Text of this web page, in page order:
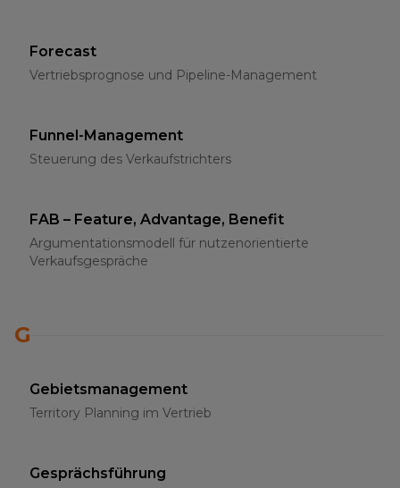
Forecast
Vertriebsprognose und Pipeline-Management
Funnel-Management
Steuerung des Verkaufstrichters
FAB – Feature, Advantage, Benefit
Argumentationsmodell für nutzenorientierte
Verkaufsgespräche
G
Gebietsmanagement
Territory Planning im Vertrieb
Gesprächsführung